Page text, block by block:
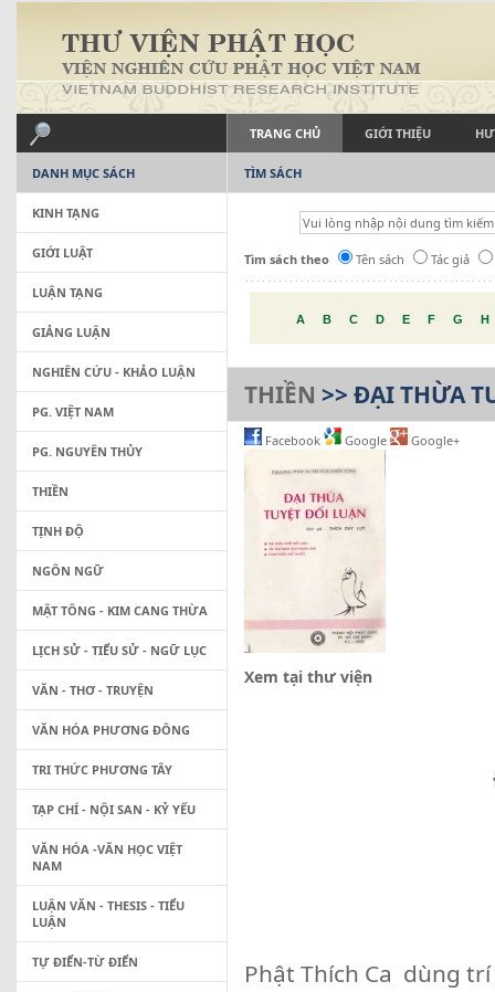
TRANG CHỦ GIỚI THIỆU
TÌM SÁCH
Tìm sách theo Tên sách Tác giả
A B C D E F G H
THIỀN >> ĐẠI THỪA
Facebook Google Google+
Xem tại thư viện
Phật Thích Ca dùng
DANH MỤC SÁCH
KINH TẠNG
GIỚI LUẬT
LUẬN TẠNG
GIẢNG LUẬN
NGHIÊN CỨU - KHẢO LUẬN
PG. VIỆT NAM
PG. NGUYÊN THỦY
THIỀN
TỊNH ĐỘ
NGÔN NGỮ
MẬT TÔNG - KIM CANG THỪA
LỊCH SỬ - TIỂU SỬ - NGỮ LỤC
VĂN - THƠ - TRUYỆN
VĂN HÓA PHƯƠNG ĐÔNG
TRI THỨC PHƯƠNG TÂY
TẠP CHÍ - NỘI SAN - KỶ YẾU
VĂN HÓA -VĂN HỌC VIỆT
NAM
LUẬN VĂN - THESIS - TIỂU
LUẬN
TỰ ĐIỂN-TỪ ĐIỂN